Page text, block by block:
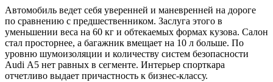
Автомобиль ведет себя уверенней и маневренней на дороге
по сравнению с предшественником. Заслуга этого в
уменьшении веса на 60 кг и обтекаемых формах кузова. Салон
стал просторнее, а багажник вмещает на 10 л больше. По
уровню шумоизоляции и количеству систем безопасности
Audi А5 нет равных в сегменте. Интерьер спорткара
отчетливо выдает причастность к бизнес-классу.